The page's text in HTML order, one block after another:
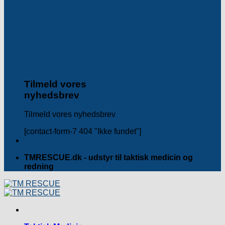
Tilmeld vores
nyhedsbrev
Tilmeld vores nyhedsbrev
[contact-form-7 404 "Ikke fundet"]
TMRESCUE.dk - udstyr til taktisk medicin og
redning